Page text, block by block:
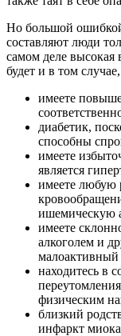
Но большой
составляют люди
самом деле высокая
будет и в том
имеете
диабетик,
способны
имеете
является
имеете любую
ишемическую
имеете
алкоголем и
малоактивный
находитесь в
физическим
близкий
инфаркт